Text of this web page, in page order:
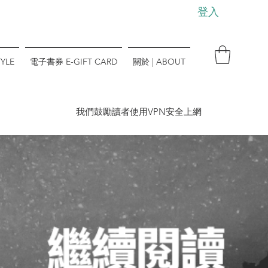
登入
電子書券 E-GIFT CARD 關於 | ABOUT
​我們鼓勵讀者使用VPN安全上網